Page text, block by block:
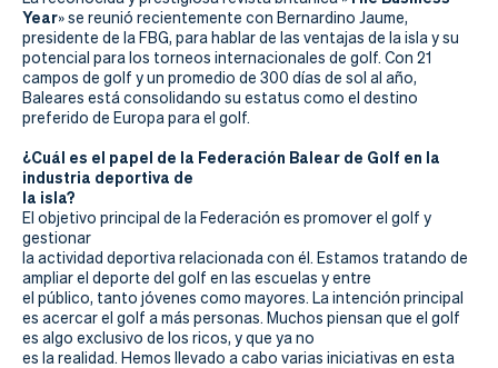
La
Federación
Federarse
Jugar
Aprender
Actualidad
Tienda
Year» se reunió recientemente con Bernardino Jaume,
presidente de la FBG, para hablar de las ventajas de la isla y su
potencial para los torneos internacionales de golf. Con 21
campos de golf y un promedio de 300 días de sol al año,
Baleares está consolidando su estatus como el destino
preferido de Europa para el golf.
¿Cuál es el papel de la Federación Balear de Golf en la
industria deportiva de
la isla?
El objetivo principal de la Federación es promover el golf y
gestionar
la actividad deportiva relacionada con él. Estamos tratando de
ampliar el deporte del golf en las escuelas y entre
el público, tanto jóvenes como mayores. La intención principal
es acercar el golf a más personas. Muchos piensan que el golf
es algo exclusivo de los ricos, y que ya no
es la realidad. Hemos llevado a cabo varias iniciativas en esta